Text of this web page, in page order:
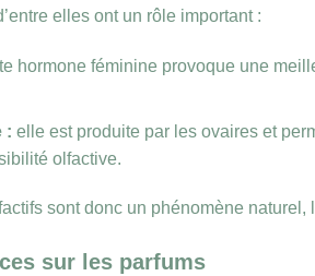
elles ont un rôle important :
hormone féminine provoque une
: elle est produite par les ovaires et
olfactive.
sont donc un phénomène
sur les parfums